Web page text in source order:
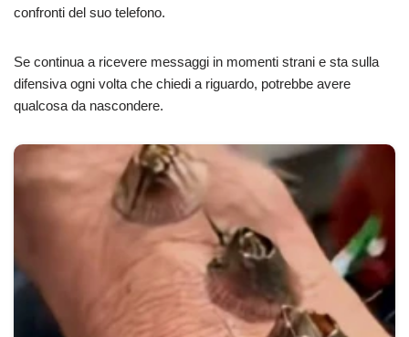
confronti del suo telefono.
Se continua a ricevere messaggi in momenti strani e sta sulla
difensiva ogni volta che chiedi a riguardo, potrebbe avere
qualcosa da nascondere.